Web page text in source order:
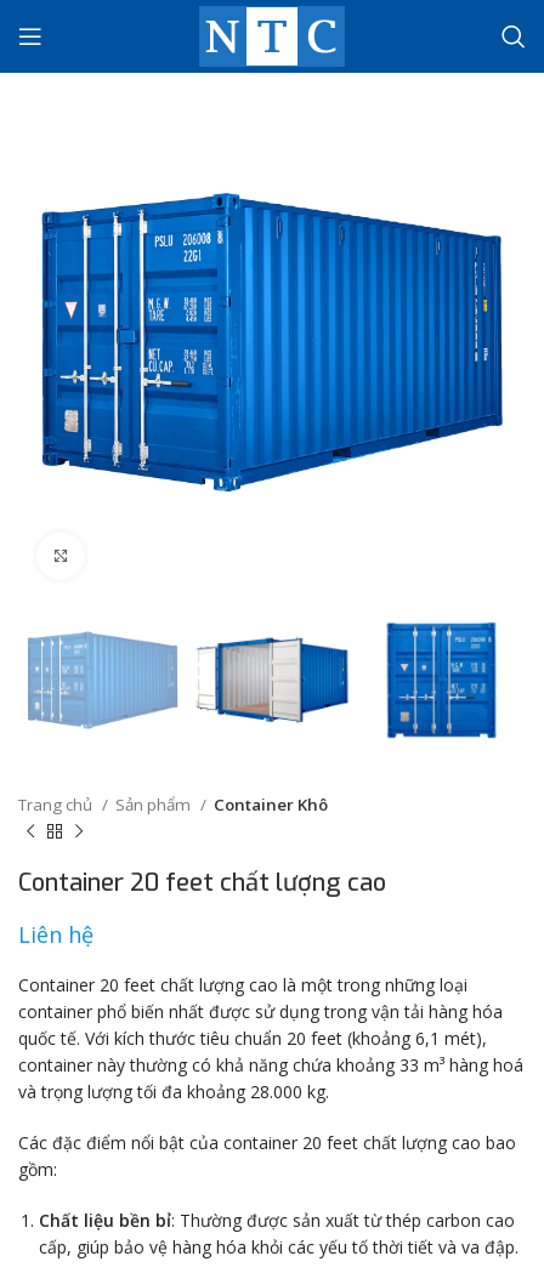
Trang chủ Sản phẩm Container Khô
Container 20 feet chất lượng cao
Liên hệ
Container 20 feet chất lượng cao là một trong những loại
container phổ biến nhất được sử dụng trong vận tải hàng hóa
quốc tế. Với kích thước tiêu chuẩn 20 feet (khoảng 6,1 mét),
container này thường có khả năng chứa khoảng 33 m³ hàng hoá
và trọng lượng tối đa khoảng 28.000 kg.
Các đặc điểm nổi bật của container 20 feet chất lượng cao bao
gồm:
Chất liệu bền bỉ: Thường được sản xuất từ thép carbon cao
cấp, giúp bảo vệ hàng hóa khỏi các yếu tố thời tiết và va đập.